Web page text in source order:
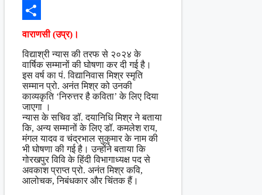
Facebook
Share
वाराणसी (उप्र)।
विद्याश्री न्यास की तरफ से २०२४ के
वार्षिक सम्मानों की घोषणा कर दी गई है।
इस वर्ष का पं. विद्यानिवास मिश्र स्मृति
सम्मान प्रो. अनंत मिश्र को उनकी
काव्यकृति ‘निरुत्तर है कविता’ के लिए दिया
जाएगा ।
न्यास के सचिव डॉ. दयानिधि मिश्र ने बताया
कि, अन्य सम्मानों के लिए डॉ. कमलेश राय,
मंगल यादव व चंद्रभाल सुकुमार के नाम की
भी घोषणा की गई है। उन्होंने बताया कि
गोरखपुर विवि के हिंदी विभागाध्यक्ष पद से
अवकाश प्राप्त प्रो. अनंत मिश्र कवि,
आलोचक, निबंधकार और चिंतक हैं।